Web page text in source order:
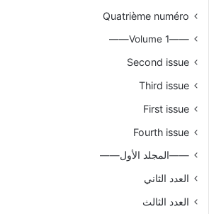
Quatrième numéro
——Volume 1——
Second issue
Third issue
First issue
Fourth issue
——المجلد الأول——
العدد الثاني
العدد الثالث